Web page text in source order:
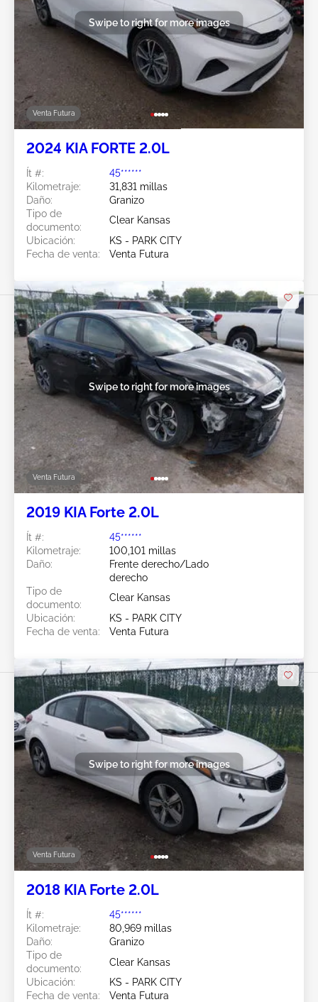
Venta Futura
Swipe to right for more images
2024 KIA FORTE 2.0L
Ít #:
45******
Kilometraje:
31,831 millas
Daño:
Granizo
Tipo de
documento:
Clear Kansas
Ubicación:
KS - PARK CITY
Fecha de venta:
Venta Futura
Venta Futura
Swipe to right for more images
2019 KIA Forte 2.0L
Ít #:
45******
Kilometraje:
100,101 millas
Daño:
Frente derecho/Lado
derecho
Tipo de
documento:
Clear Kansas
Ubicación:
KS - PARK CITY
Fecha de venta:
Venta Futura
Venta Futura
Swipe to right for more images
2018 KIA Forte 2.0L
Ít #:
45******
Kilometraje:
80,969 millas
Daño:
Granizo
Tipo de
documento:
Clear Kansas
Ubicación:
KS - PARK CITY
Fecha de venta:
Venta Futura